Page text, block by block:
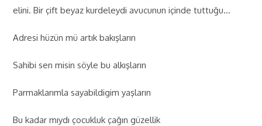
elini. Bir çift beyaz kurdeleydi avucunun içinde tuttuğu…
Adresi hüzün mü artık bakışların
Sahibi sen misin söyle bu alkışların
Parmaklarımla sayabildigim yaşların
Bu kadar mıydı çocukluk çağın güzellik